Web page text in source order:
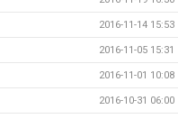
2016-11-14 15:53
2016-11-05 15:31
2016-11-01 10:08
2016-10-31 06:00